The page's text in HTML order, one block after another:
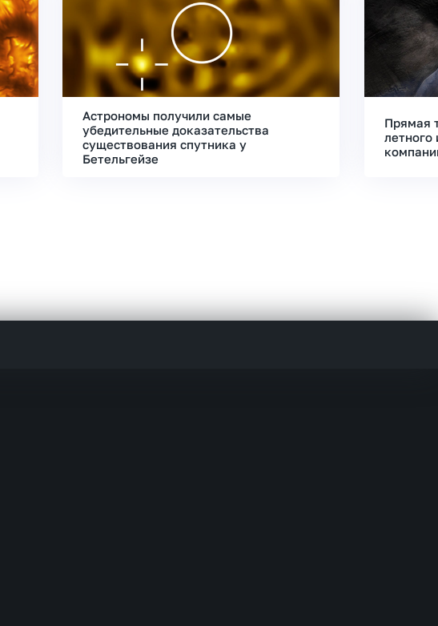
Астрономы получили самые
убедительные доказательства
существования спутника у
Бетельгейзе
Прямая
летного